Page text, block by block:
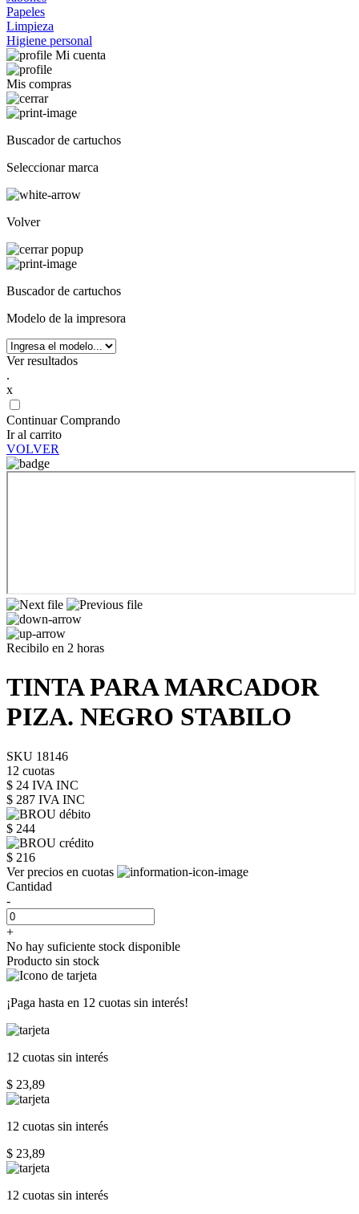
Papeles
Limpieza
Higiene personal
Mi cuenta
Mis compras
Buscador de cartuchos
Seleccionar marca
Volver
Buscador de cartuchos
Modelo de la impresora
Ver resultados
.
x
Continuar Comprando
Ir al carrito
VOLVER
Recibilo en 2 horas
TINTA PARA MARCADOR
PIZA. NEGRO STABILO
SKU 18146
12 cuotas
$ 24 IVA INC
$ 287 IVA INC
$ 244
$ 216
Ver precios en cuotas
Cantidad
-
+
No hay suficiente stock disponible
Producto sin stock
¡Paga hasta en 12 cuotas sin interés!
12 cuotas sin interés
$ 23,89
12 cuotas sin interés
$ 23,89
12 cuotas sin interés